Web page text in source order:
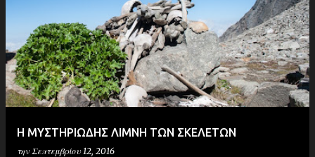
Η ΜΥΣΤΗΡΙΩΔΗΣ ΛΙΜΝΗ ΤΩΝ ΣΚΕΛΕΤΩΝ
την Σεπτεμβρίου 12, 2016